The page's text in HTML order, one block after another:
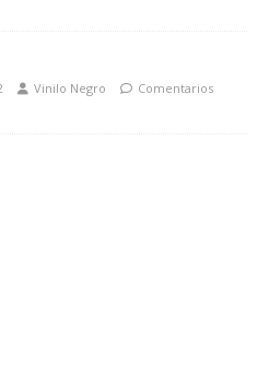
Vinilo Negro
Comentarios